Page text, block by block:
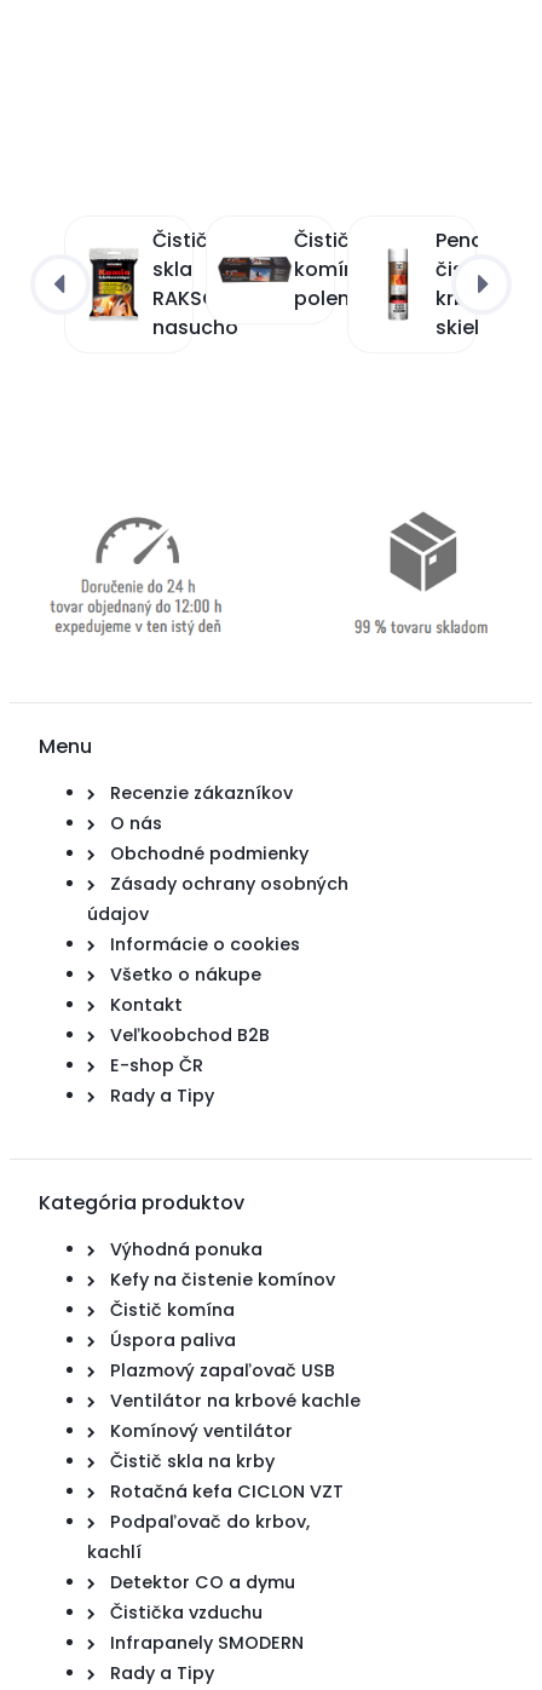
Výhodná
ponuka
Čistič
skla
RAKSO
nasucho
Čistič
komína
poleno
Penový
čistič
krbových
skiel
Menu
Recenzie zákazníkov
O nás
Obchodné podmienky
Zásady ochrany osobných
údajov
Informácie o cookies
Všetko o nákupe
Kontakt
Veľkoobchod B2B
E-shop ČR
Rady a Tipy
Kategória produktov
Výhodná ponuka
Kefy na čistenie komínov
Čistič komína
Úspora paliva
Plazmový zapaľovač USB
Ventilátor na krbové kachle
Komínový ventilátor
Čistič skla na krby
Rotačná kefa CICLON VZT
Podpaľovač do krbov,
kachlí
Detektor CO a dymu
Čistička vzduchu
Infrapanely SMODERN
Rady a Tipy